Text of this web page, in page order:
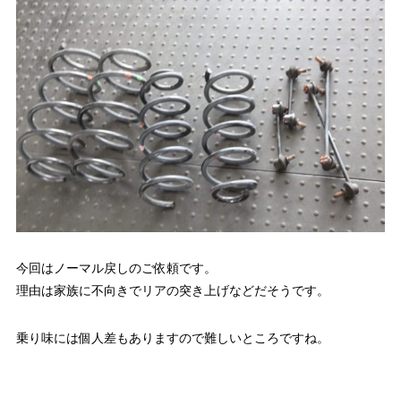
今回はノーマル戻しのご依頼です。
理由は家族に不向きでリアの突き上げなどだそうです。
乗り味には個人差もありますので難しいところですね。